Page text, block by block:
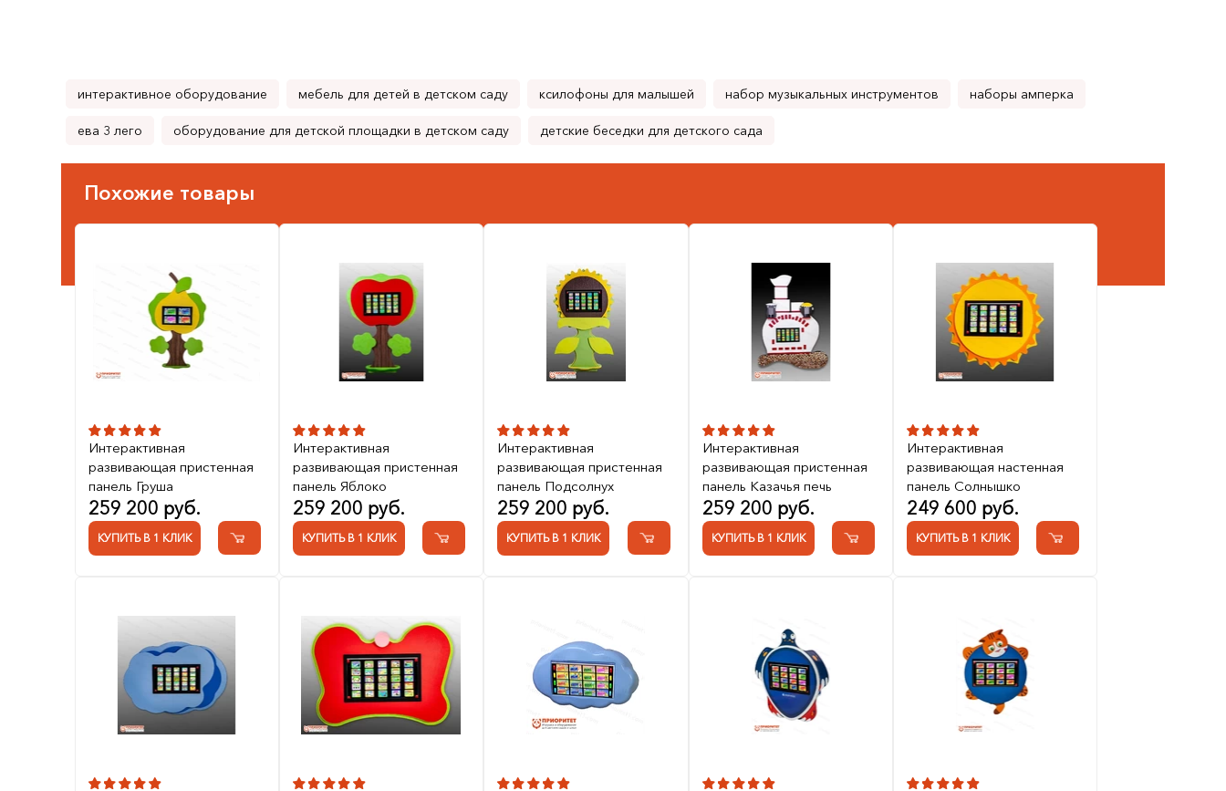
интерактивное оборудование мебель для детей в детском саду ксилофоны для малышей набор музыкальных инструментов наборы амперка
ева 3 лего оборудование для детской площадки в детском саду детские беседки для детского сада
Похожие товары
Интерактивная
развивающая пристенная
панель Груша
259 200 руб.
КУПИТЬ В 1 КЛИК
Интерактивная
развивающая пристенная
панель Яблоко
259 200 руб.
КУПИТЬ В 1 КЛИК
Интерактивная
развивающая пристенная
панель Подсолнух
259 200 руб.
КУПИТЬ В 1 КЛИК
Интерактивная
развивающая пристенная
панель Казачья печь
259 200 руб.
КУПИТЬ В 1 КЛИК
Интерактивная
развивающая настенная
панель Солнышко
249 600 руб.
КУПИТЬ В 1 КЛИК